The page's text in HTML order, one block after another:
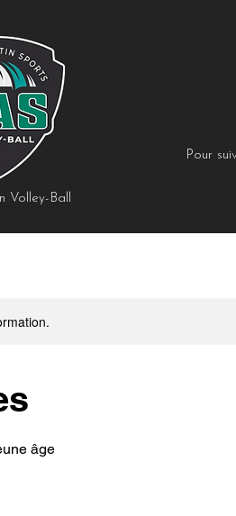
Pour
Volley-Ball
âge